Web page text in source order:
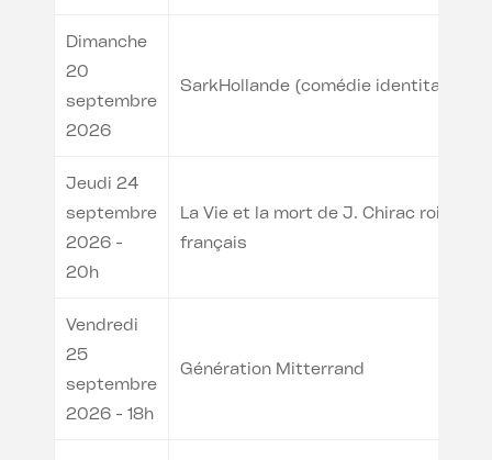
Dimanche
20
septembre
2026
SarkHollande (comédie identitaire)
Jeudi 24
septembre
2026 -
20h
La Vie et la mort de J. Chirac roi des
français
Vendredi
25
septembre
2026 - 18h
Génération Mitterrand